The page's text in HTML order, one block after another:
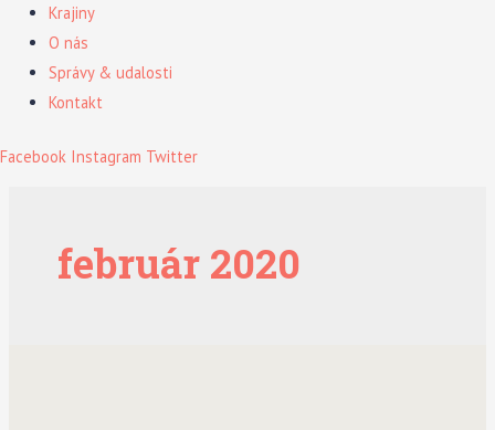
Krajiny
O nás
Správy & udalosti
Kontakt
Facebook Instagram Twitter
február 2020